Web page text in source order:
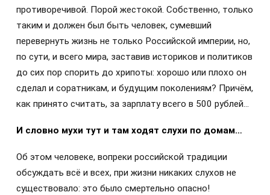
противоречивой. Порой жестокой. Собственно, только
таким и должен был быть человек, сумевший
перевернуть жизнь не только Российской империи, но,
по сути, и всего мира, заставив историков и политиков
до сих пор спорить до хрипоты: хорошо или плохо он
сделал и соратникам, и будущим поколениям? Причём,
как принято считать, за зарплату всего в 500 рублей…
И словно мухи тут и там ходят слухи по домам…
Об этом человеке, вопреки российской традиции
обсуждать всё и всех, при жизни никаких слухов не
существовало: это было смертельно опасно!